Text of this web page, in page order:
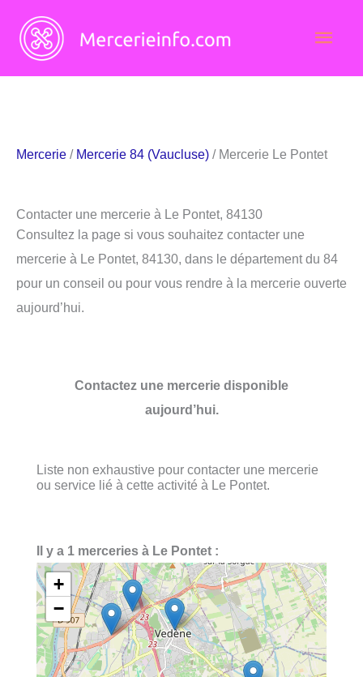
contenu
Mercerie / Mercerie 84 (Vaucluse) / Mercerie Le Pontet
Contacter une mercerie à Le Pontet, 84130
Consultez la page si vous souhaitez contacter une
mercerie à Le Pontet, 84130, dans le département du 84
pour un conseil ou pour vous rendre à la mercerie ouverte
aujourd’hui.
Contactez une mercerie disponible
aujourd’hui.
Liste non exhaustive pour contacter une mercerie
ou service lié à cette activité à Le Pontet.
Il y a 1 merceries à Le Pontet :
+
−